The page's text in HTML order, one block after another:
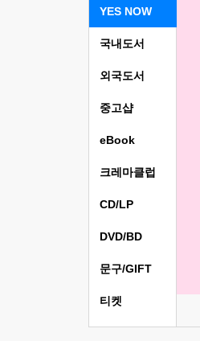
YES NOW
국내도서
외국도서
중고샵
eBook
크레마클럽
CD/LP
DVD/BD
문구/GIFT
티켓